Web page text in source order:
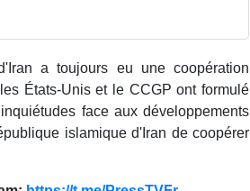
a toujours eu une coopération
États-Unis et le CCGP ont formulé
face aux développements
islamique d'Iran de coopérer